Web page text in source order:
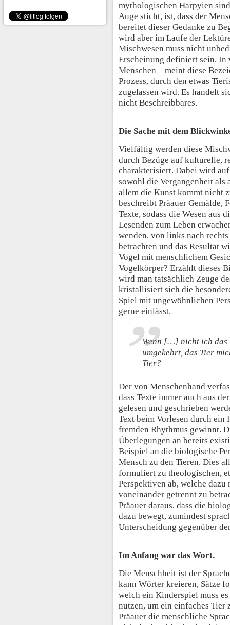
mythologischen Harpyien
Auge sticht, ist, dass der
bereitet dieser Gedanke zu
wird aber im Laufe der
Mischwesen muss nicht
Erscheinung definiert sein. In
Menschen – meint diese
Prozess, durch den etwas
zugelassen wird. Es handelt
nicht Beschreibbares.
Die Sache mit dem
Vielfältig werden diese
durch Bezüge auf kulturelle,
charakterisiert. Dabei wird
sowohl die Vergangenheit als
allem die Kunst kommt nicht
beschreibt Präauer Gemälde,
Texte, sodass die Wesen aus
Lesenden zum Leben
wenden, von links nach
betrachten und das Resultat
Vogel mit menschlichem
Vogelkörper? Erzählt dieses
wird man tatsächlich Zeuge
kristallisiert sich die
Spiel mit ungewöhnlichen
gerne einlässt.
Wenn […] nicht ich das
umgekehrt, das Tier
Tier?
Der von Menschenhand
dass Texte immer auch aus
gelesen und geschrieben
Text beim Vorlesen durch ein
fremden Rhythmus gewinnt.
Überlegungen an bereits
Beispiel an die biologische
Mensch zu den Tieren. Dies
formuliert zu theologischen,
Perspektiven ab, welche
voneinander getrennt zu
Präauer daraus, dass die
dazu bewegt, zumindest
Unterscheidung gegenüber
Im Anfang war das Wort.
Die Menschheit ist der
kann Wörter kreieren, Sätze
welch ein Kinderspiel muss
nutzen, um ein einfaches Tier
Präauer die menschliche